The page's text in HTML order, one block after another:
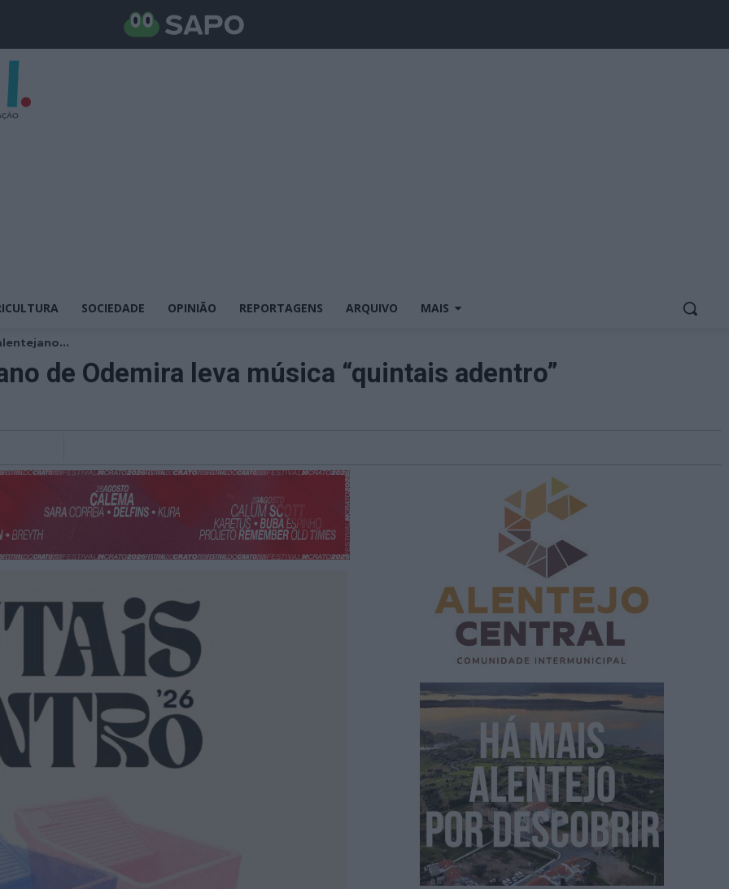
SOCIEDADE OPINIÃO REPORTAGENS ARQUIVO MAIS
de Odemira leva música “quintais adentro”